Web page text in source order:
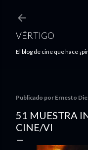
VÉRTIGO
El blog de cine que hace
Publicado por Ernesto
51 MUESTRA
CINE/VI